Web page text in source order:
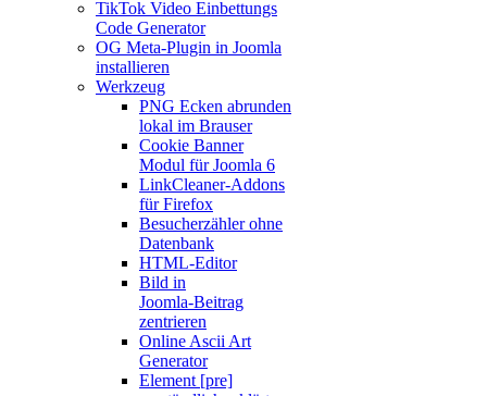
TikTok Video Einbettungs
Code Generator
OG Meta‑Plugin in Joomla
installieren
Werkzeug
PNG Ecken abrunden
lokal im Brauser
Cookie Banner
Modul für Joomla 6
LinkCleaner‑Addons
für Firefox
Besucherzähler ohne
Datenbank
HTML‑Editor
Bild in
Joomla‑Beitrag
zentrieren
Online Ascii Art
Generator
Element [pre]